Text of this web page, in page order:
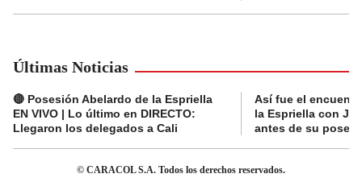
Últimas Noticias
🔴 Posesión Abelardo de la Espriella
EN VIVO | Lo último en DIRECTO:
Llegaron los delegados a Cali
Así fue el
la Espriella con
antes de su
© CARACOL S.A. Todos los derechos reservados.